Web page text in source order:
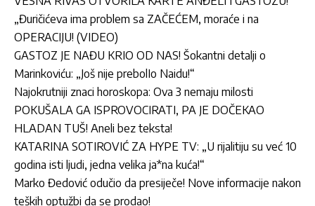
„Đuričićeva ima problem sa ZAČEĆEM, moraće i na
OPERACIJU! (VIDEO)
GASTOZ JE NAĐU KRIO OD NAS! Šokantni detalji o
Marinkoviću: „Još nije prebolIo Naidu!“
Najokrutniji znaci horoskopa: Ova 3 nemaju milosti
POKUŠALA GA ISPROVOCIRATI, PA JE DOČEKAO
HLADAN TUŠ! Aneli bez teksta!
KATARINA SOTIROVIĆ ZA HYPE TV: „U rijalitiju su već 10
godina isti ljudi, jedna velika ja*na kuća!“
Marko Đedović odučio da presiječe! Nove informacije nakon
teških optužbi da se prodao!